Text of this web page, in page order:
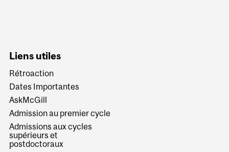
Liens utiles
Rétroaction
Dates Importantes
AskMcGill
Admission au premier cycle
Admissions aux cycles
supérieurs et
postdoctoraux